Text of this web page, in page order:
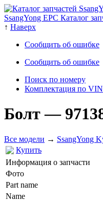
SsangYong EPC Каталог
↑ Наверх
Сообщить об ошибке
Сообщить об ошибке
Поиск по номеру
Комплектация по VIN
Болт—
Все модели → SsangYong
Купить
Информация о запчасти
Фото
Part name
Name